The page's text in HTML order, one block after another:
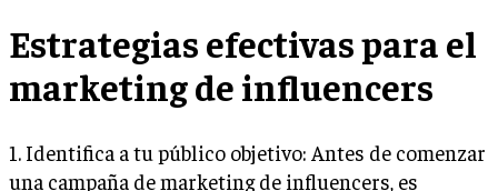
Estrategias efectivas para el
marketing de influencers
1. Identifica a tu público objetivo: Antes de comenzar
una campaña de marketing de influencers, es